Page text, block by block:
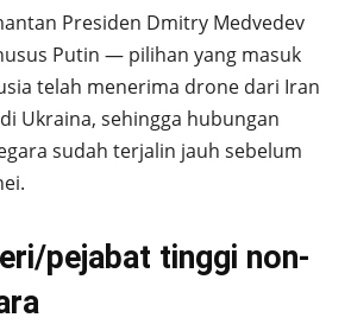
Presiden Dmitry Medvedev
Putin — pilihan yang masuk
telah menerima drone dari Iran
Ukraina, sehingga hubungan
sudah terjalin jauh sebelum
pejabat tinggi non-